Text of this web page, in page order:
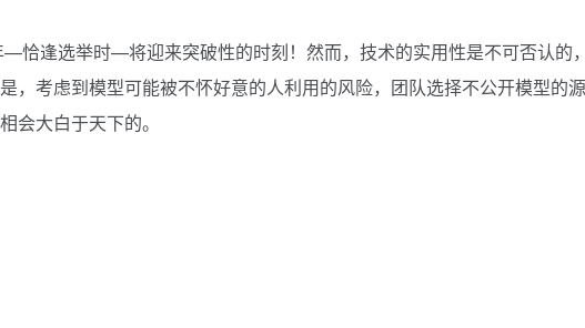
恰逢选举时—将迎来突破性的时刻！然而，技术的实用性是不可否认的
，考虑到模型可能被不怀好意的人利用的风险，团队选择不公开模型的
会大白于天下的。